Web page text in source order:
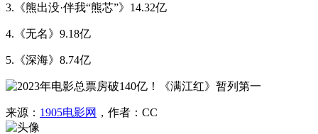
3.《熊出没·伴我“熊芯”》14.32亿
4.《无名》9.18亿
5.《深海》8.74亿
来源： 1905电影网 ，作者：CC